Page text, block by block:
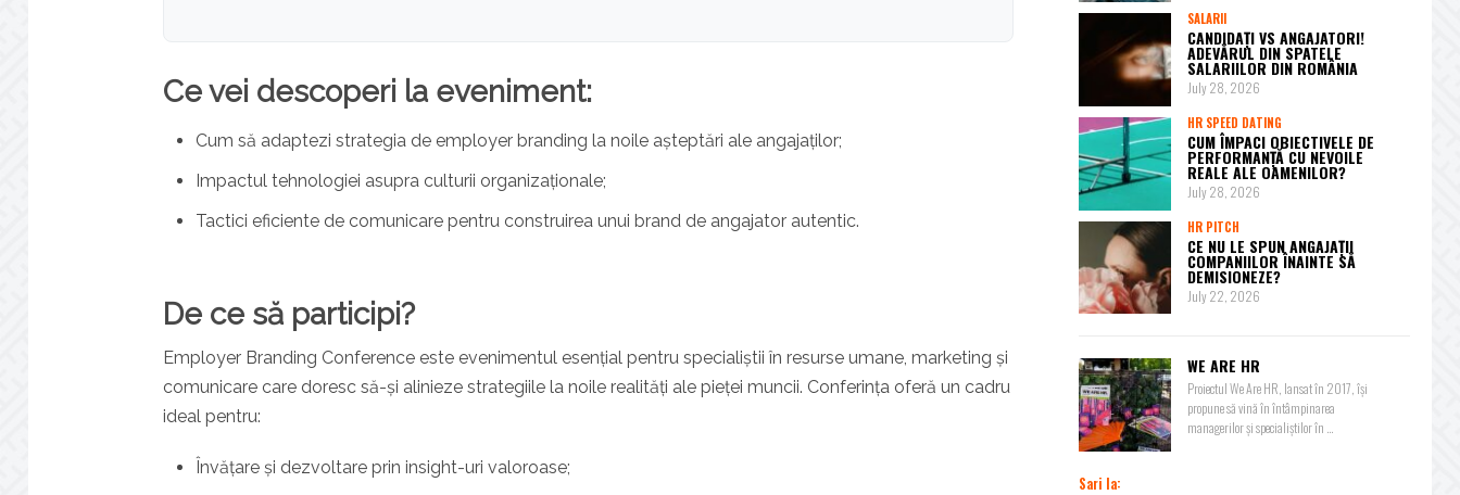
Ce vei descoperi la eveniment:
Cum să adaptezi strategia de employer branding la noile așteptări ale angajaților;
Impactul tehnologiei asupra culturii organizaționale;
Tactici eficiente de comunicare pentru construirea unui brand de angajator autentic.
De ce să participi?
Employer Branding Conference este evenimentul esențial pentru specialiștii în resurse umane, marketing și
comunicare care doresc să-și alinieze strategiile la noile realități ale pieței muncii. Conferința oferă un cadru
ideal pentru:
Învățare și dezvoltare prin insight-uri valoroase;
SALARII
CANDIDAȚI VS ANGAJATORI!
ADEVĂRUL DIN SPATELE
SALARIILOR DIN ROMÂNIA
July 28, 2026
HR SPEED DATING
CUM ÎMPACI OBIECTIVELE DE
PERFORMANȚĂ CU NEVOILE
REALE ALE OAMENILOR?
July 28, 2026
HR PITCH
CE NU LE SPUN ANGAJAȚII
COMPANIILOR ÎNAINTE SĂ
DEMISIONEZE?
July 22, 2026
WE ARE HR
Proiectul We Are HR, lansat în 2017, își
propune să vină în întâmpinarea
managerilor și specialiștilor în ...
Sari la: